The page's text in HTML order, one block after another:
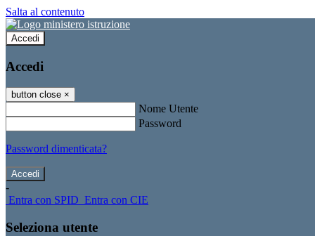
Salta al contenuto
Accedi
Accedi
button close ×
Nome Utente
Password
Password dimenticata?
-
Entra con SPID Entra con CIE
Seleziona utente